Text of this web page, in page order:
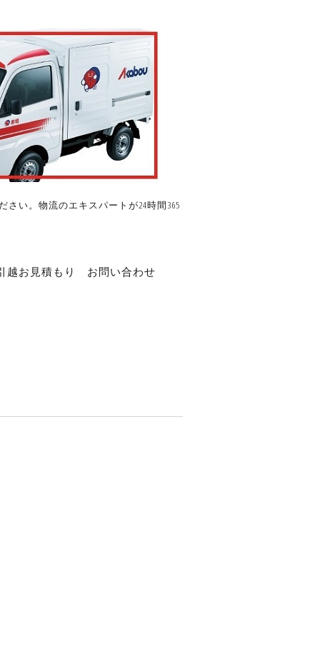
い。物流のエキスパートが24時間365
越お見積もり お問い合わせ